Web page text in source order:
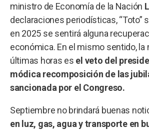
ministro de Economía de la Nación
declaraciones periodísticas, “Toto”
en 2025 se sentirá alguna
económica. En el mismo sentido, la
últimas horas es el veto del
módica recomposición de las
sancionada por el Congreso.
Septiembre no brindará buenas
en luz, gas, agua y transporte en